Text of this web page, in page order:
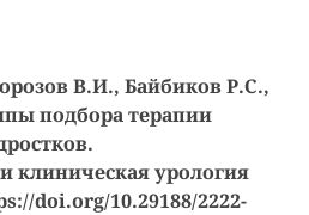
В.И., Байбиков Р.С.,
подбора терапии
клиническая урология
doi.org/10.29188/2222-